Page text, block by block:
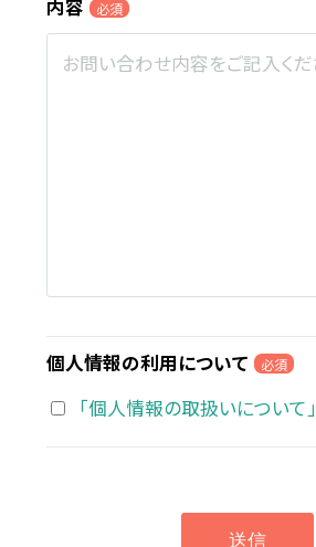
内容 必須
個人情報の利用について 必須
「個人情報の取扱いについて」